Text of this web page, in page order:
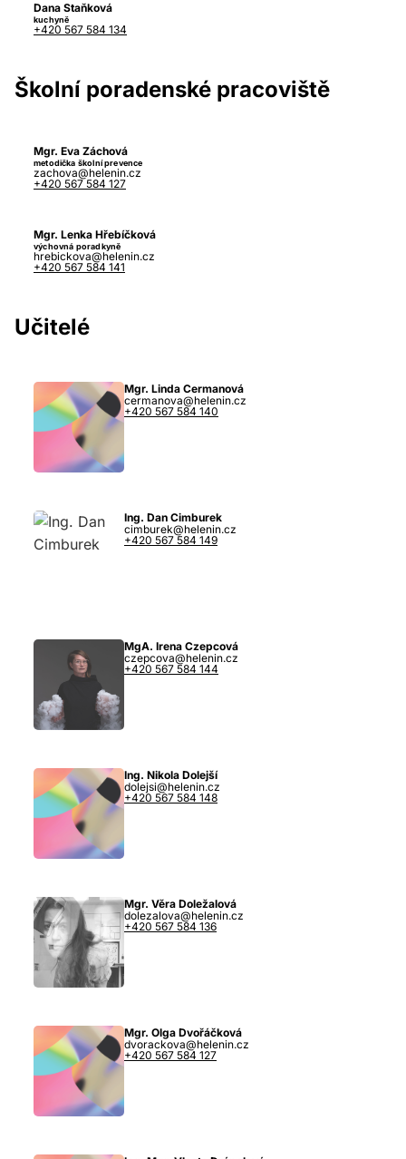
Dana Staňková
kuchyně
+420 567 584 134
Školní poradenské pracoviště
Mgr. Eva Záchová
metodička školní prevence
zachova@helenin.cz
+420 567 584 127
Mgr. Lenka Hřebíčková
výchovná poradkyně
hrebickova@helenin.cz
+420 567 584 141
Učitelé
Mgr. Linda Cermanová
cermanova@helenin.cz
+420 567 584 140
Ing. Dan Cimburek
cimburek@helenin.cz
+420 567 584 149
MgA. Irena Czepcová
czepcova@helenin.cz
+420 567 584 144
Ing. Nikola Dolejší
dolejsi@helenin.cz
+420 567 584 148
Mgr. Věra Doležalová
dolezalova@helenin.cz
+420 567 584 136
Mgr. Olga Dvořáčková
dvorackova@helenin.cz
+420 567 584 127